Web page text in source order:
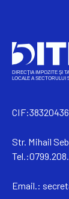
CIF:38320436
Str. Mihail
Email.: